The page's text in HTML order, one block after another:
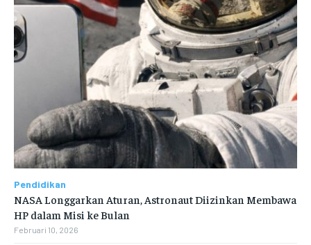
Pendidikan
NASA Longgarkan Aturan, Astronaut Diizinkan Membawa
HP dalam Misi ke Bulan
Februari 10, 2026